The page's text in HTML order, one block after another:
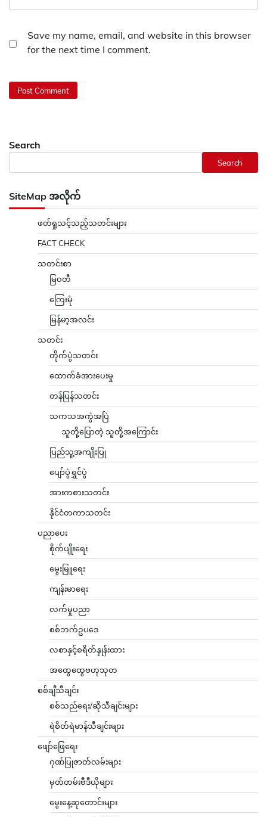
Save my name, email, and website in this browser
for the next time I comment.
Search
Search
SiteMap အလိုက်
ဖတ်ရှုသင့်သည့်သတင်းများ
FACT CHECK
သတင်းစာ
မြဝတီ
ကြေးမုံ
မြန်မာ့အလင်း
သတင်း
တိုက်ပွဲသတင်း
ထောက်ခံအားပေးမှု
တန်ပြန်သတင်း
သကသအကွဲအပြဲ
သူတို့ပြောတဲ့ သူတို့အကြောင်း
ပြည်သူ့အကျိုးပြု
ပျော်ပွဲရွှင်ပွဲ
အားကစားသတင်း
နိုင်ငံတကာသတင်း
ပညာပေး
စိုက်ပျိုးရေး
မွေးမြူရေး
ကျန်းမာရေး
လက်မှုပညာ
စစ်ဘက်ဥပဒေ
လစာနှင့်စရိတ်နှုန်းထား
အထွေထွေဗဟုသုတ
စစ်ချီသီချင်း
စစ်သည်ရေး/ဆိုသီချင်းများ
ရဲစိတ်ရဲမာန်သီချင်းများ
ဖျော်ဖြေရေး
ဂုဏ်ပြုဇာတ်လမ်းများ
မှတ်တမ်းဗီဒီယိုများ
မွေးနေ့ဆုတောင်းများ